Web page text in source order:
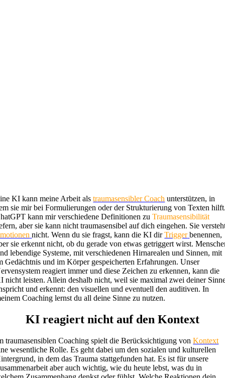
KI kann meine Arbeit alstraumasensibler Coach unterstützen, in
sie mir bei Formulierungen oder der Strukturierung von Texten
kann mir verschiedene Definitionen zuTraumasensibilität
aber sie kann nicht traumasensibel auf dich eingehen. Sie
nicht. Wenn du sie fragst, kann die KI dirTrigger benennen,
sie erkennt nicht, ob du gerade von etwas getriggert wirst.
lebendige Systeme, mit verschiedenen Hirnarealen und Sinnen, mit
Gedächtnis und im Körper gespeicherten Erfahrungen. Unser
reagiert immer und diese Zeichen zu erkennen, kann die
nicht leisten. Allein deshalb nicht, weil sie maximal zwei deiner
und erkennt: den visuellen und eventuell den auditiven. In
Coaching lernst du all deine Sinne zu nutzen.
KI reagiert nicht auf den Kontext
traumasensiblen Coaching spielt die Berücksichtigung vonKontext
wesentliche Rolle. Es geht dabei um den sozialen und kulturellen
in dem das Trauma stattgefunden hat. Es ist für unsere
aber auch wichtig, wie du heute lebst, was du in